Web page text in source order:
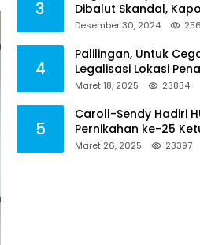
3
Dibalut Skandal,
Diminta Menseriusi
Desember 30, 2024
4
Palilingan, Untuk
Legalisasi Lokasi
Solusinya
Maret 18, 2025 23834
5
Caroll-Sendy Hadiri
Pernikahan ke-25
Pengadilan Negeri
Maret 26, 2025 23397